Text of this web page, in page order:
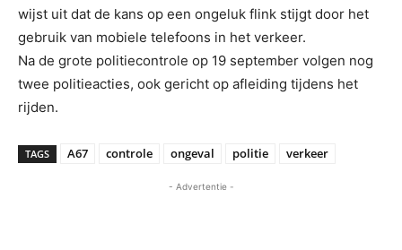
wijst uit dat de kans op een ongeluk flink stijgt door het
gebruik van mobiele telefoons in het verkeer.
Na de grote politiecontrole op 19 september volgen nog
twee politieacties, ook gericht op afleiding tijdens het
rijden.
TAGS A67 controle ongeval politie verkeer
- Advertentie -